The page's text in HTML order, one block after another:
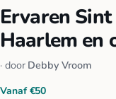
Ervaren
Haarlem en
· door Debby Vroom
Vanaf €50